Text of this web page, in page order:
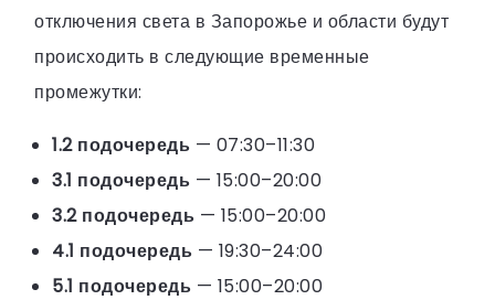
отключения света в Запорожье и области будут
происходить в следующие временные
промежутки:
1.2 подочередь — 07:30–11:30
3.1 подочередь — 15:00–20:00
3.2 подочередь — 15:00–20:00
4.1 подочередь — 19:30–24:00
5.1 подочередь — 15:00–20:00